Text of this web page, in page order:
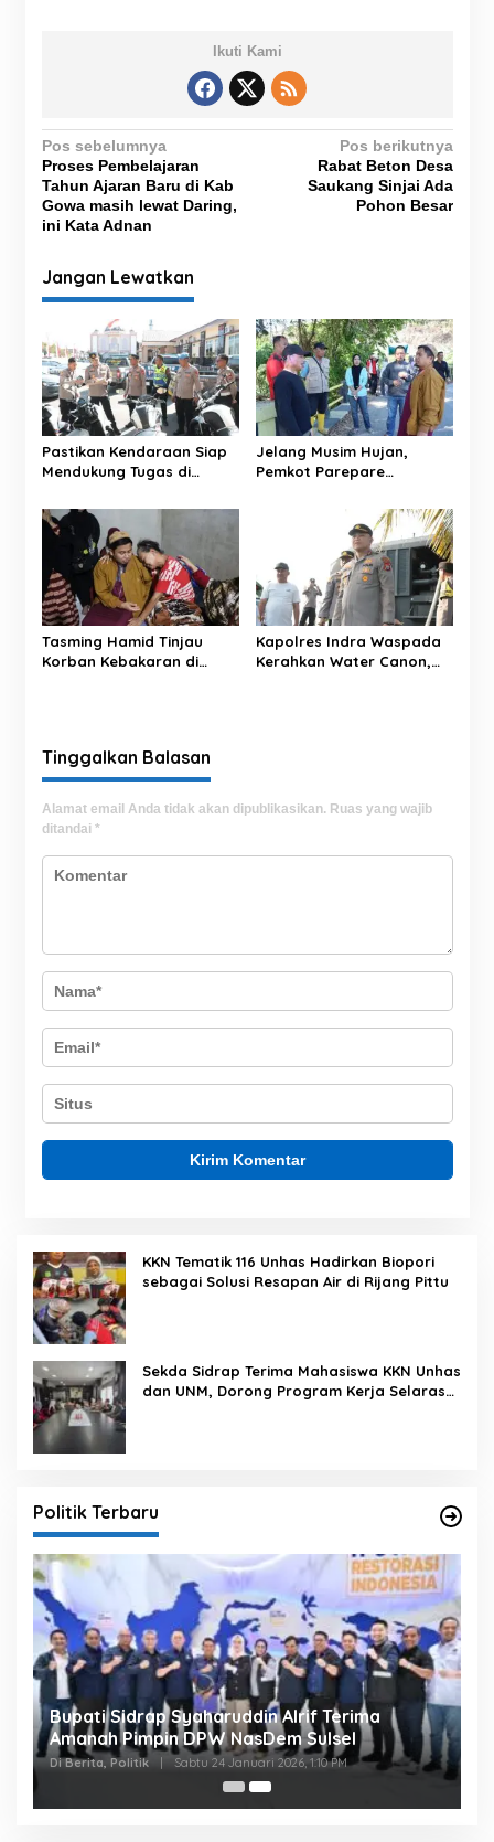
Ikuti Kami
N
a
v
i
g
a
s
i
p
o
s
Pos sebelumnya
Proses Pembelajaran
Tahun Ajaran Baru di Kab
Gowa masih lewat Daring,
ini Kata Adnan
Pos berikutnya
Rabat Beton Desa
Saukang Sinjai Ada
Pohon Besar
Jangan Lewatkan
Pastikan Kendaraan Siap
Mendukung Tugas di
Ranmor Dinas Polres
Sidrap
Jelang Musim Hujan,
Pemkot Parepare
Sungai untuk Cegah Banjir
Tasming Hamid Tinjau
Korban Kebakaran di
Kapolres Indra Waspada
Kerahkan Water Canon,
Tinggalkan Balasan
Alamat email Anda tidak akan dipublikasikan. Ruas yang wajib
ditandai *
KKN Tematik 116 Unhas Hadirkan Biopori
sebagai Solusi Resapan Air di Rijang Pittu
Sekda Sidrap Terima Mahasiswa KKN Unhas
dan UNM, Dorong Program Kerja Selaras
Politik Terbaru
Bupati Sidrap Syaharuddin Alrif Terima
Amanah Pimpin DPW NasDem Sulsel
Di Berita, Politik | Sabtu 24 Januari 2026, 1:10 PM